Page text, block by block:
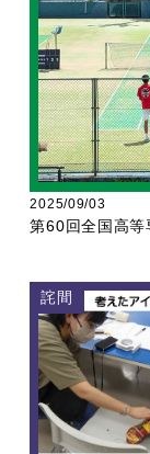
2025/09/03
第60回全国高等
詫間